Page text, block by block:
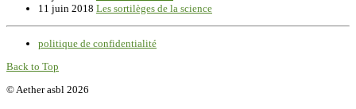
11 juin 2018 Les sortilèges de la science
politique de confidentialité
Back to Top
© Aether asbl 2026